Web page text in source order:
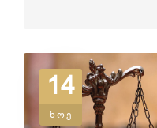
14
ნოე